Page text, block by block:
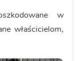
w
właścicielom,